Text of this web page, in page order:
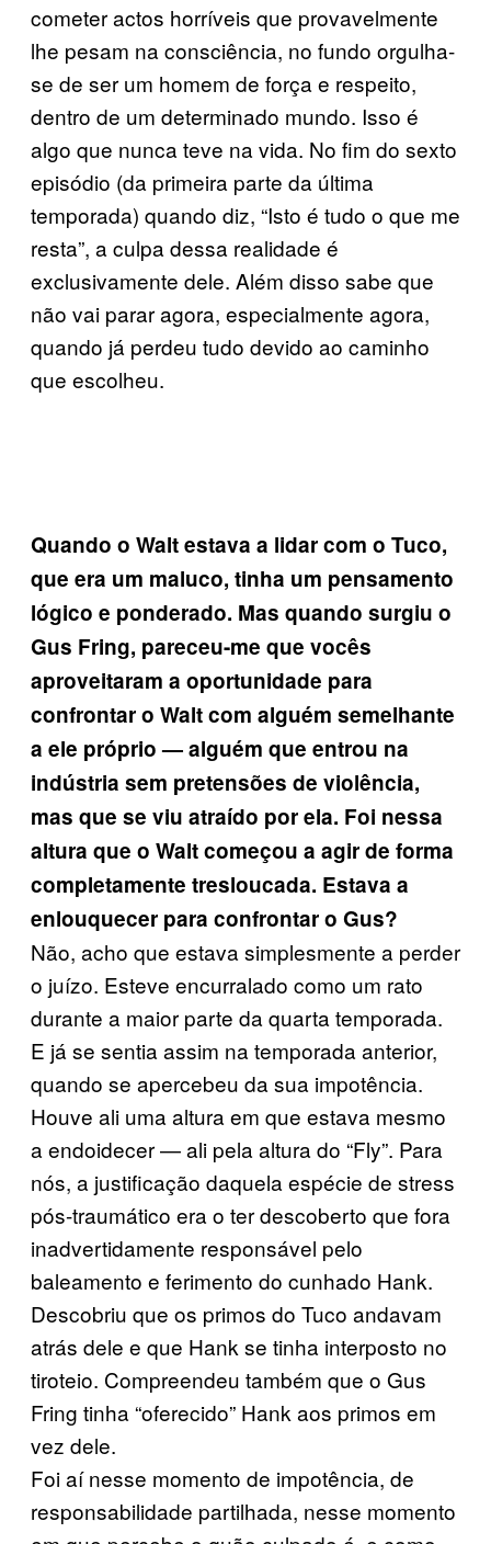
cometer actos horríveis que provavelmente
lhe pesam na consciência, no fundo orgulha-
se de ser um homem de força e respeito,
dentro de um determinado mundo. Isso é
algo que nunca teve na vida. No fim do sexto
episódio (da primeira parte da última
temporada) quando diz, “Isto é tudo o que me
resta”, a culpa dessa realidade é
exclusivamente dele. Além disso sabe que
não vai parar agora, especialmente agora,
quando já perdeu tudo devido ao caminho
que escolheu.
Quando o Walt estava a lidar com o Tuco,
que era um maluco, tinha um pensamento
lógico e ponderado. Mas quando surgiu o
Gus Fring, pareceu-me que vocês
aproveitaram a oportunidade para
confrontar o Walt com alguém semelhante
a ele próprio — alguém que entrou na
indústria sem pretensões de violência,
mas que se viu atraído por ela. Foi nessa
altura que o Walt começou a agir de forma
completamente tresloucada. Estava a
enlouquecer para confrontar o Gus?
Não, acho que estava simplesmente a perder
o juízo. Esteve encurralado como um rato
durante a maior parte da quarta temporada.
E já se sentia assim na temporada anterior,
quando se apercebeu da sua impotência.
Houve ali uma altura em que estava mesmo
a endoidecer — ali pela altura do “Fly”. Para
nós, a justificação daquela espécie de stress
pós-traumático era o ter descoberto que fora
inadvertidamente responsável pelo
baleamento e ferimento do cunhado Hank.
Descobriu que os primos do Tuco andavam
atrás dele e que Hank se tinha interposto no
tiroteio. Compreendeu também que o Gus
Fring tinha “oferecido” Hank aos primos em
vez dele.
Foi aí nesse momento de impotência, de
responsabilidade partilhada, nesse momento